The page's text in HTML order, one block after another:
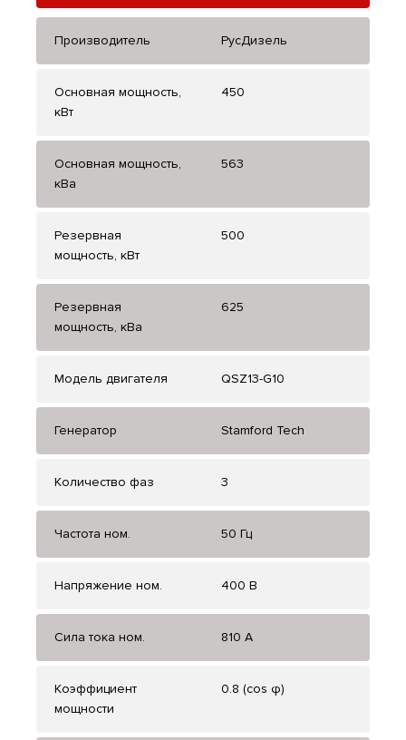
Производитель РусДизель
Основная мощность,
кВт
450
Основная мощность,
кВа
563
Резервная
мощность, кВт
500
Резервная
мощность, кВа
625
Модель двигателя QSZ13-G10
Генератор Stamford Tech
Количество фаз 3
Частота ном. 50 Гц
Напряжение ном. 400 В
Сила тока ном. 810 А
Коэффициент
мощности
0.8 (cos φ)